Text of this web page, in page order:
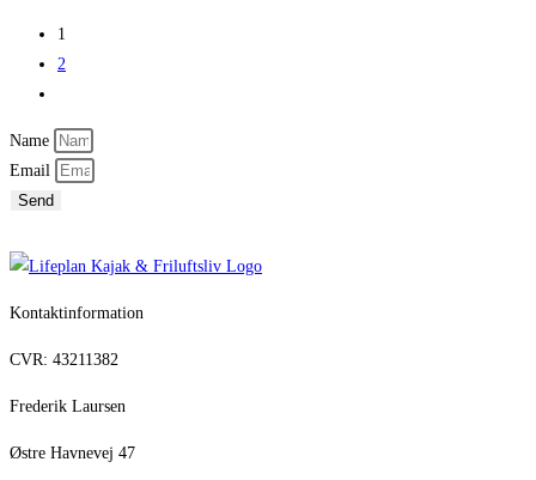
1
2
Name
Email
Send
Kontaktinformation
CVR: 43211382
Frederik Laursen
Østre Havnevej 47